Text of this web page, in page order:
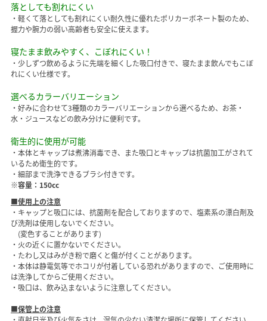
落としても割れにくい
・軽くて落としても割れにくい耐久性に優れたポリカーボネート製のため、
握力や腕力の弱い高齢者も安全に使えます。
寝たまま飲みやすく、こぼれにくい！
・少しずつ飲めるように先端を細くした吸口付きで、寝たまま飲んでもこぼ
れにくい仕様です。
選べるカラーバリエーション
・好みに合わせて3種類のカラーバリエーションから選べるため、お茶・
水・ジュースなどの飲み分けに便利です。
衛生的に使用が可能
・本体とキャップは煮沸消毒でき、また吸口とキャップは抗菌加工がされて
いるため衛生的です。
・細部まで洗浄できるブラシ付きです。
※容量：150cc
■使用上の注意
・キャップと吸口には、抗菌剤を配合しておりますので、塩素系の漂白剤及
び洗剤は使用しないでください。
(変色することがあります)
・火の近くに置かないでください。
・たわし又はみがき粉で磨くと傷が付くことがあります。
・本体は静電気等でホコリが付着している恐れがありますので、ご使用時に
は洗浄してからご使用ください。
・吸口は、飲み込まないように注意してください。
■保管上の注意